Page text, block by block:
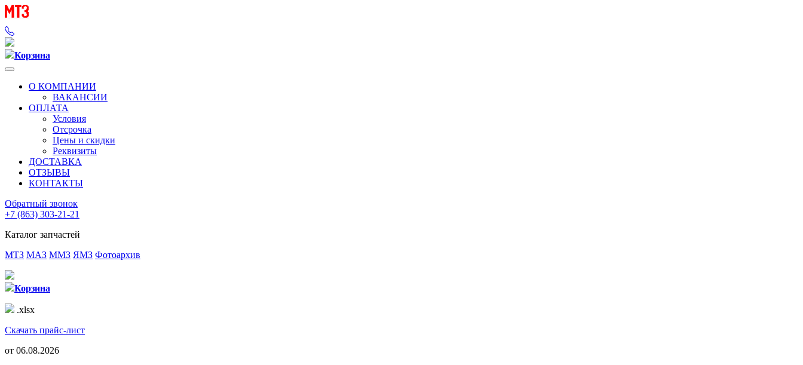
Корзина
О КОМПАНИИ
ВАКАНСИИ
ОПЛАТА
Условия
Отсрочка
Цены и скидки
Реквизиты
ДОСТАВКА
ОТЗЫВЫ
КОНТАКТЫ
Обратный звонок
+7 (863) 303-21-21
Каталог запчастей
МТЗ МАЗ ММЗ ЯМЗ Фотоархив
Корзина
.xlsx
Скачать прайс-лист
от 06.08.2026